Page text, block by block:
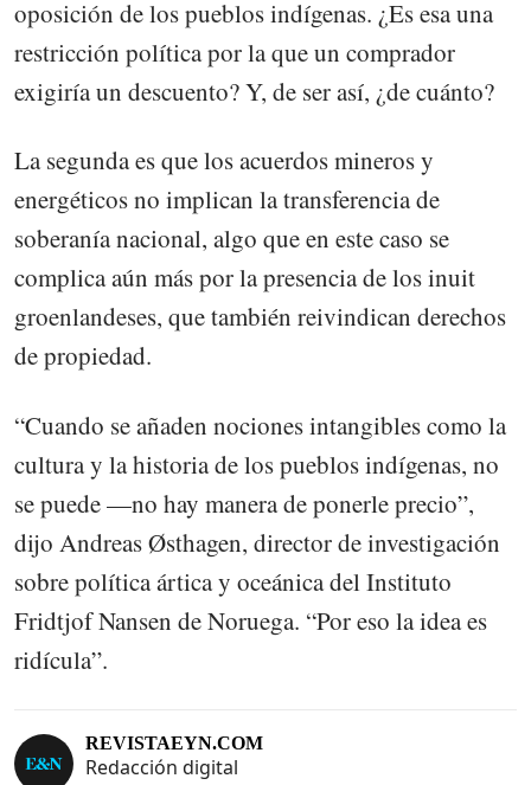
oposición de los pueblos indígenas. ¿Es esa una
restricción política por la que un comprador
exigiría un descuento? Y, de ser así, ¿de cuánto?
La segunda es que los acuerdos mineros y
energéticos no implican la transferencia de
soberanía nacional, algo que en este caso se
complica aún más por la presencia de los inuit
groenlandeses, que también reivindican derechos
de propiedad.
“Cuando se añaden nociones intangibles como la
cultura y la historia de los pueblos indígenas, no
se puede —no hay manera de ponerle precio”,
dijo Andreas Østhagen, director de investigación
sobre política ártica y oceánica del Instituto
Fridtjof Nansen de Noruega. “Por eso la idea es
ridícula”.
REVISTAEYN.COM
Redacción digital